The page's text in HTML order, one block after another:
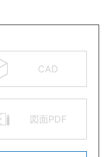
CAD
図面PDF